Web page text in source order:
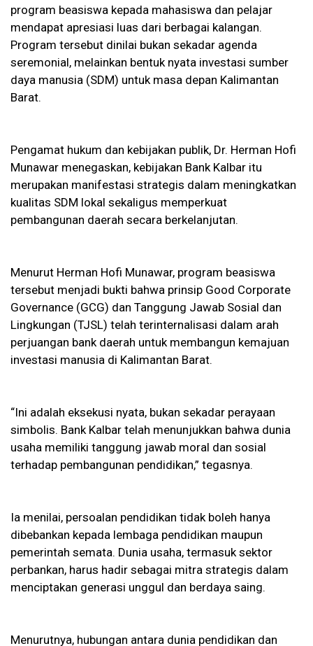
program beasiswa kepada mahasiswa dan pelajar
mendapat apresiasi luas dari berbagai kalangan.
Program tersebut dinilai bukan sekadar agenda
seremonial, melainkan bentuk nyata investasi sumber
daya manusia (SDM) untuk masa depan Kalimantan
Barat.
Pengamat hukum dan kebijakan publik, Dr. Herman Hofi
Munawar menegaskan, kebijakan Bank Kalbar itu
merupakan manifestasi strategis dalam meningkatkan
kualitas SDM lokal sekaligus memperkuat
pembangunan daerah secara berkelanjutan.
Menurut Herman Hofi Munawar, program beasiswa
tersebut menjadi bukti bahwa prinsip Good Corporate
Governance (GCG) dan Tanggung Jawab Sosial dan
Lingkungan (TJSL) telah terinternalisasi dalam arah
perjuangan bank daerah untuk membangun kemajuan
investasi manusia di Kalimantan Barat.
“Ini adalah eksekusi nyata, bukan sekadar perayaan
simbolis. Bank Kalbar telah menunjukkan bahwa dunia
usaha memiliki tanggung jawab moral dan sosial
terhadap pembangunan pendidikan,” tegasnya.
Ia menilai, persoalan pendidikan tidak boleh hanya
dibebankan kepada lembaga pendidikan maupun
pemerintah semata. Dunia usaha, termasuk sektor
perbankan, harus hadir sebagai mitra strategis dalam
menciptakan generasi unggul dan berdaya saing.
Menurutnya, hubungan antara dunia pendidikan dan